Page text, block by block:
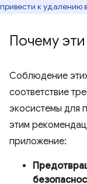
привести к удалению
Почему
Соблюдение
соответствие
экосистемы для
этим
приложение: